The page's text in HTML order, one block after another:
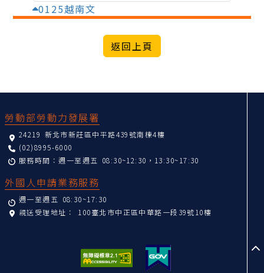
0125越南文
勞動部勞動力發展署
24219 新北市新莊區中平路439號南棟4樓
(02)8995-6000
服務時間：週一至週五 08:30~12:30，13:30~17:30
外國人申請業務服務
週一至週五 08:30~17:30
親送受理地址： 100臺北市中正區中華路一段39號10樓
至